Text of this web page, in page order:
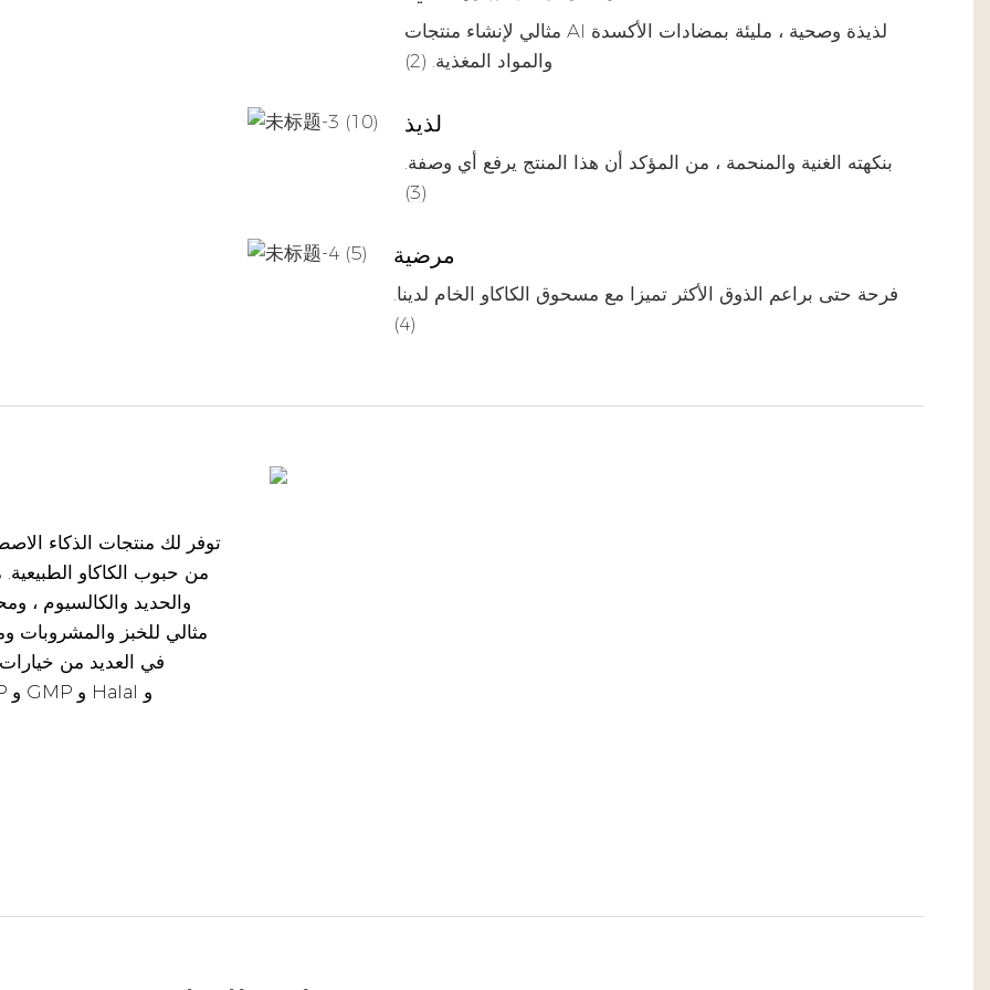
مثالي لإنشاء منتجات AI لذيذة وصحية ، مليئة بمضادات الأكسدة
والمواد المغذية. (2)
لذيذ
بنكهته الغنية والمنحمة ، من المؤكد أن هذا المنتج يرفع أي وصفة.
(3)
مرضية
فرحة حتى براعم الذوق الأكثر تميزا مع مسحوق الكاكاو الخام لدينا.
(4)
من حبوب الكاكاو
والحديد والكالسيوم ،
مثالي للخبز والمشروبات